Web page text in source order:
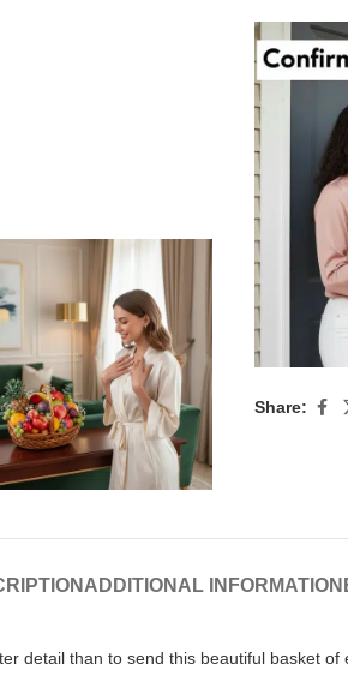
Share:
ADDITIONAL INFORMATION
detail than to send this beautiful basket